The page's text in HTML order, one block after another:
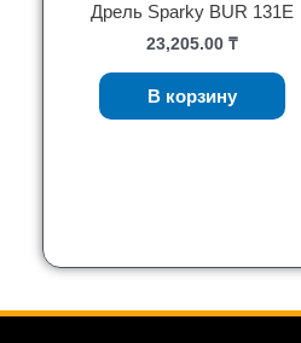
Дрель Sparky BUR 131E
23,205.00₸
В корзину